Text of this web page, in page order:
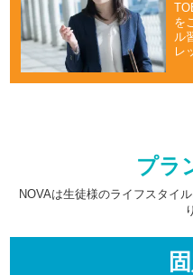
を
ル
レ
プラ
NOVAは生徒様のライフスタイ